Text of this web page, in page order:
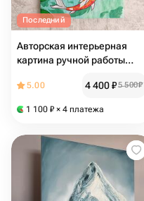
Последний
Авторская интерьерная
картина ручной работы
холсте 30×40 см | Символ
5.00 4 400₽5 500₽
1 100 ₽ × 4 платежа